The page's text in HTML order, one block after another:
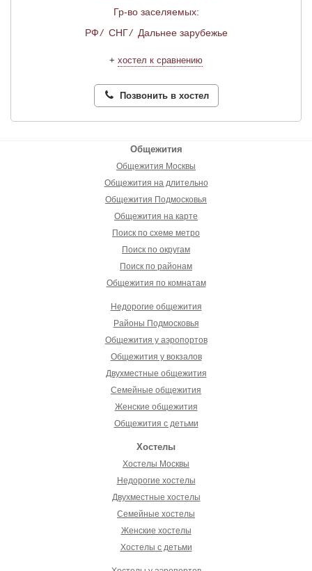
Гр-во заселяемых:
РФ/ СНГ/ Дальнее зарубежье
+ хостел к сравнению
Позвонить в хостел
Общежития
Общежития Москвы
Общежития на длительно
Общежития Подмосковья
Общежития на карте
Поиск по схеме метро
Поиск по округам
Поиск по районам
Общежития по комнатам
Недорогие общежития
Районы Подмосковья
Общежития у аэропортов
Общежития у вокзалов
Двухместные общежития
Семейные общежития
Женские общежития
Общежития с детьми
Хостелы
Хостелы Москвы
Недорогие хостелы
Двухместные хостелы
Семейные хостелы
Женские хостелы
Хостелы с детьми